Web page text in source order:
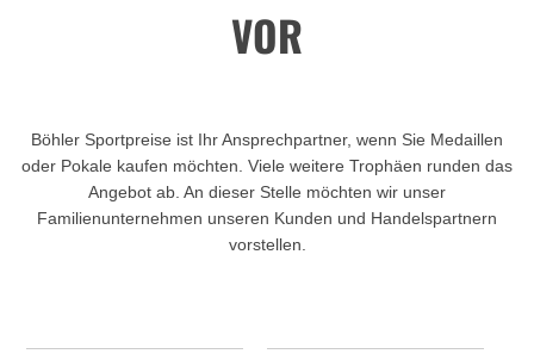
VOR
Böhler Sportpreise ist Ihr Ansprechpartner, wenn Sie Medaillen
oder Pokale kaufen möchten. Viele weitere Trophäen runden das
Angebot ab. An dieser Stelle möchten wir unser
Familienunternehmen unseren Kunden und Handelspartnern
vorstellen.